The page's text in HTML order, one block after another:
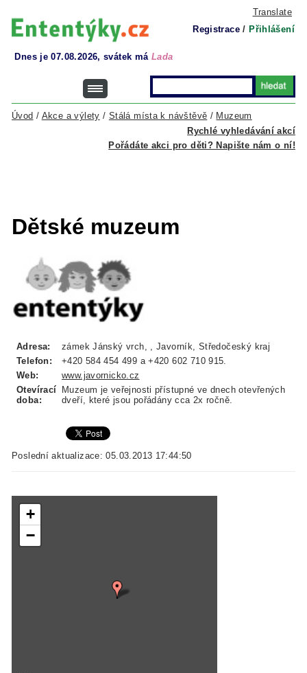
Translate
Registrace / Přihlášení
Dnes je 07.08.2026, svátek má Lada
Rychlé vyhledávání akcí
Úvod / Akce a výlety / Stálá místa k návštěvě / Muzeum
Pořádáte akci pro děti? Napište nám o ní!
Dětské muzeum
Adresa:
zámek Jánský vrch, , Javorník, Středočeský kraj
Telefon:
+420 584 454 499 a +420 602 710 915.
Web:
www.javornicko.cz
Otevírací
doba:
Muzeum je veřejnosti přístupné ve dnech otevřených
dveří, které jsou pořádány cca 2x ročně.
Poslední aktualizace: 05.03.2013 17:44:50
+
−